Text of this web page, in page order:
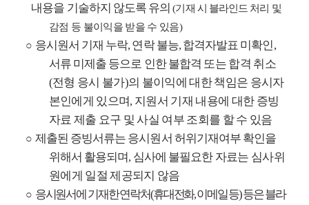
내용을 기술하지 않도록 유의(기재 시 블라인드 처리 및
감점 등 불이익을 받을 수 있음)
○ 응시원서 기재 누락,연락 불능,합격자발표 미확인,
서류 미제출 등으로 인한 불합격 또는 합격 취소
(전형 응시 불가)의 불이익에 대한 책임은 응시자
본인에게 있으며, 지원서 기재 내용에 대한 증빙
자료 제출 요구 및 사실 여부 조회를 할 수 있음
○ 제출된 증빙서류는 응시원서 허위기재여부 확인을
위해서 활용되며, 심사에 불필요한 자료는 심사위
원에게 일절 제공되지 않음
○ 응시원서에 기재한 연락처(휴대전화,이메일 등)등은 블라